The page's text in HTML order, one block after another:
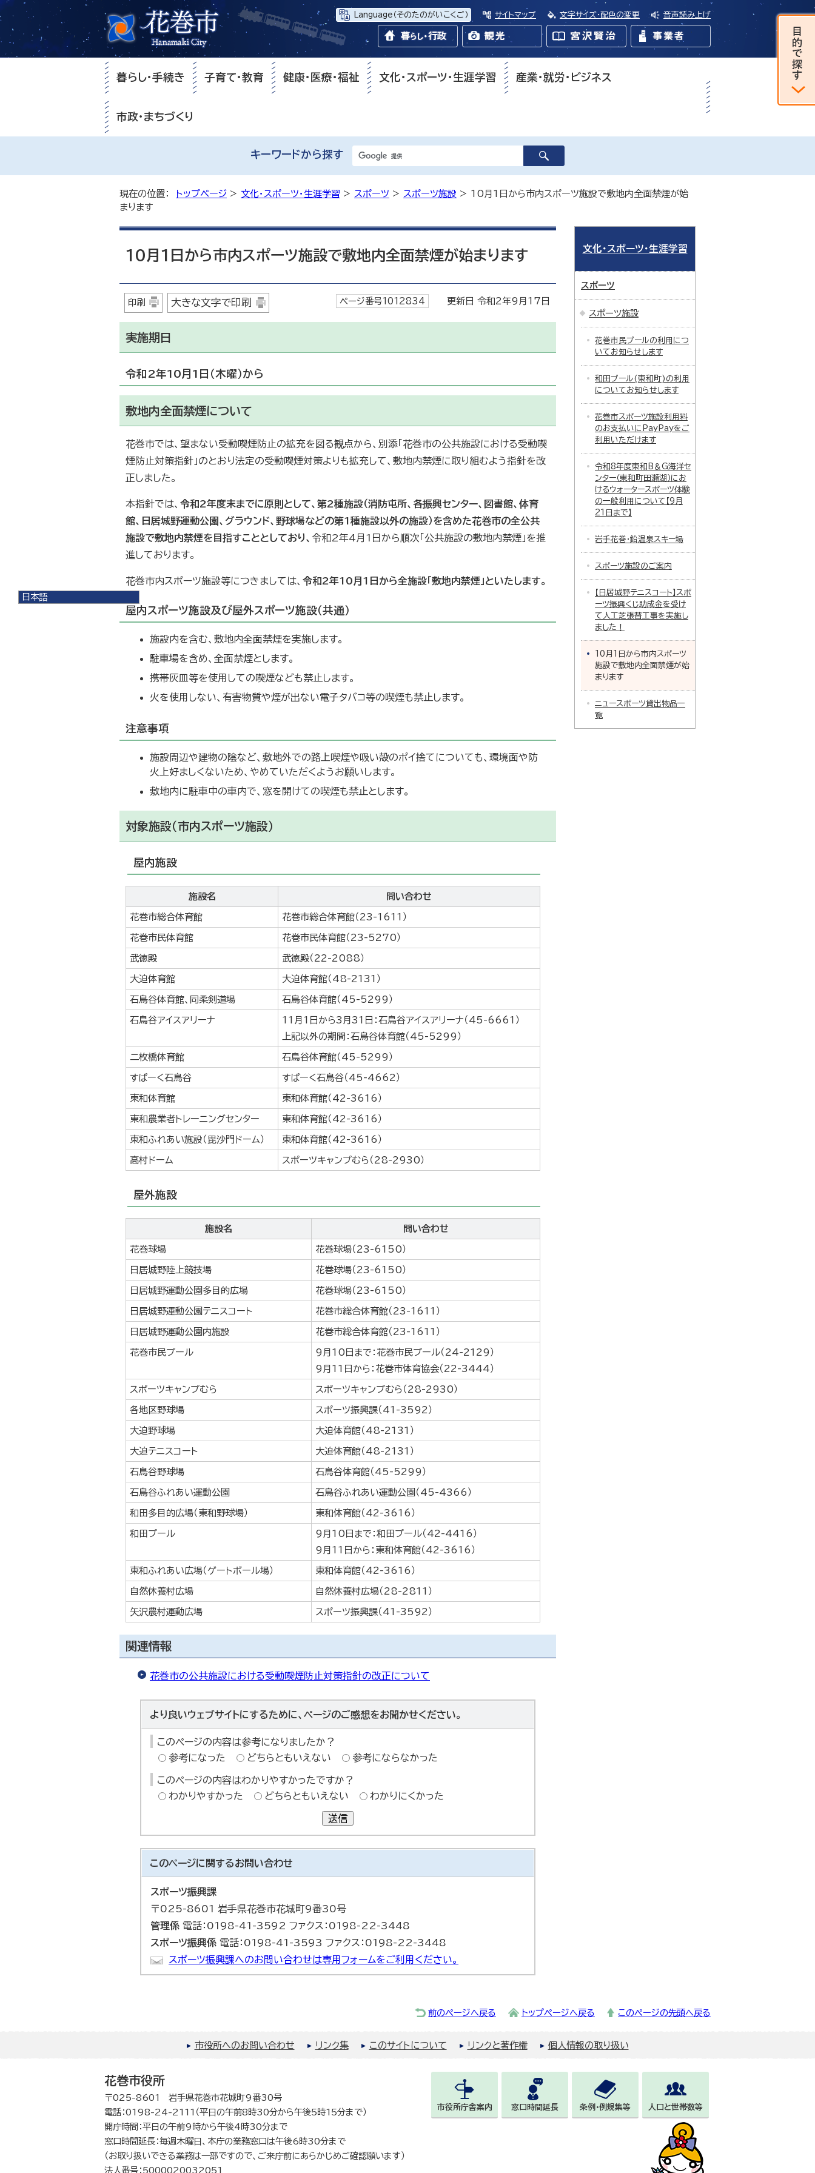
Language （そのたのがいこくご） サイトマップ 文字サイズ・配色の変更 音声読み上げ
日本語
暮らし・手続き 子育て・教育 健康・医療・福祉 文化・スポーツ・生涯学習 産業・就労・ビジネス
市政・まちづくり
キーワードから探す
現在の位置： トップページ > 文化・スポーツ・生涯学習 > スポーツ > スポーツ施設 > 10月1日から市内スポーツ施設で敷地内全面禁煙が始
まります
10月1日から市内スポーツ施設で敷地内全面禁煙が始まります
印刷 大きな文字で印刷 ページ番号1012834 更新日 令和2年9月17日
実施期日
令和2年10月1日（木曜）から
敷地内全面禁煙について
花巻市では、望まない受動喫煙防止の拡充を図る観点から、別添「花巻市の公共施設における受動喫
煙防止対策指針」のとおり法定の受動喫煙対策よりも拡充して、敷地内禁煙に取り組むよう指針を改
正しました。
本指針では、 令和2年度末までに原則として、第2種施設（消防屯所、各振興センター、図書館、体育
館、日居城野運動公園、グラウンド、野球場などの第1種施設以外の施設）を含めた花巻市の全公共
施設で敷地内禁煙を目指すこととしており、 令和2年4月1日から順次「公共施設の敷地内禁煙」を推
進しております。
花巻市内スポーツ施設等につきましては、 令和2年10月1日から全施設「敷地内禁煙」といたします。
屋内スポーツ施設及び屋外スポーツ施設（共通）
施設内を含む、敷地内全面禁煙を実施します。
駐車場を含め、全面禁煙とします。
携帯灰皿等を使用しての喫煙なども禁止します。
火を使用しない、有害物質や煙が出ない電子タバコ等の喫煙も禁止します。
注意事項
施設周辺や建物の陰など、敷地外での路上喫煙や吸い殻のポイ捨てについても、環境面や防
火上好ましくないため、やめていただくようお願いします。
敷地内に駐車中の車内で、窓を開けての喫煙も禁止とします。
対象施設（市内スポーツ施設）
屋内施設
施設名 問い合わせ
花巻市総合体育館 花巻市総合体育館（23-1611）
花巻市民体育館 花巻市民体育館（23-5270）
武徳殿 武徳殿（22-2088）
大迫体育館 大迫体育館（48-2131）
石鳥谷体育館、同柔剣道場 石鳥谷体育館（45-5299）
石鳥谷アイスアリーナ
11月1日から3月31日：石鳥谷アイスアリーナ（45-6661）
上記以外の期間：石鳥谷体育館（45-5299）
二枚橋体育館 石鳥谷体育館（45-5299）
すぱーく石鳥谷 すぱーく石鳥谷（45-4662）
東和体育館 東和体育館（42-3616）
東和農業者トレーニングセンター 東和体育館（42-3616）
東和ふれあい施設（毘沙門ドーム） 東和体育館（42-3616）
高村ドーム スポーツキャンプむら（28-2930）
屋外施設
施設名 問い合わせ
花巻球場 花巻球場（23-6150）
日居城野陸上競技場 花巻球場（23-6150）
日居城野運動公園多目的広場 花巻球場（23-6150）
日居城野運動公園テニスコート 花巻市総合体育館（23-1611）
日居城野運動公園内施設 花巻市総合体育館（23-1611）
花巻市民プール
9月10日まで：花巻市民プール（24-2129）
9月11日から：花巻市体育協会（22-3444）
スポーツキャンプむら スポーツキャンプむら（28-2930）
各地区野球場 スポーツ振興課（41-3592）
大迫野球場 大迫体育館（48-2131）
大迫テニスコート 大迫体育館（48-2131）
石鳥谷野球場 石鳥谷体育館（45-5299）
石鳥谷ふれあい運動公園 石鳥谷ふれあい運動公園（45-4366）
和田多目的広場（東和野球場） 東和体育館（42-3616）
和田プール
9月10日まで：和田プール（42-4416）
9月11日から：東和体育館（42-3616）
東和ふれあい広場（ゲートボール場） 東和体育館（42-3616）
自然休養村広場 自然休養村広場（28-2811）
矢沢農村運動広場 スポーツ振興課（41-3592）
関連情報
花巻市の公共施設における受動喫煙防止対策指針の改正について
より良いウェブサイトにするために、ページのご感想をお聞かせください。
このページの内容は参考になりましたか？
参考になった
どちらともいえない 参考にならなかった
このページの内容はわかりやすかったですか？
わかりやすかった
どちらともいえない わかりにくかった
送信
このページに関するお問い合わせ
スポーツ振興課
〒025-8601 岩手県花巻市花城町9番30号
管理係 電話：0198-41-3592 ファクス：0198-22-3448
スポーツ振興係 電話：0198-41-3593 ファクス：0198-22-3448
スポーツ振興課へのお問い合わせは専用フォームをご利用ください。
文化・スポーツ・生涯学習
スポーツ
スポーツ施設
花巻市民プールの利用につ
いてお知らせします
和田プール(東和町)の利用
についてお知らせします
花巻市スポーツ施設利用料
のお支払いにPayPayをご
利用いただけます
令和8年度東和B＆G海洋セ
ンター（東和町田瀬湖）にお
けるウォータースポーツ体験
の一般利用について【9月
21日まで】
岩手花巻・鉛温泉スキー場
スポーツ施設のご案内
【日居城野テニスコート】スポ
ーツ振興くじ助成金を受け
て人工芝張替工事を実施し
ました！
10月1日から市内スポーツ
施設で敷地内全面禁煙が始
まります
ニュースポーツ貸出物品一
覧
前のページへ戻る トップページへ戻る このページの先頭へ戻る
市役所へのお問い合わせ リンク集 このサイトについて リンクと著作権 個人情報の取り扱い
花巻市役所
〒025-8601 岩手県花巻市花城町9番30号
電話：0198-24-2111（平日の午前8時30分から午後5時15分まで）
開庁時間：平日の午前9時から午後4時30分まで
窓口時間延長：毎週木曜日、本庁の業務窓口は午後6時30分まで
（お取り扱いできる業務は一部ですので、ご来庁前にあらかじめご確認願います）
法人番号：5000020032051
市役所庁舎案内 窓口時間延長 条例・例規集等 人口と世帯数等